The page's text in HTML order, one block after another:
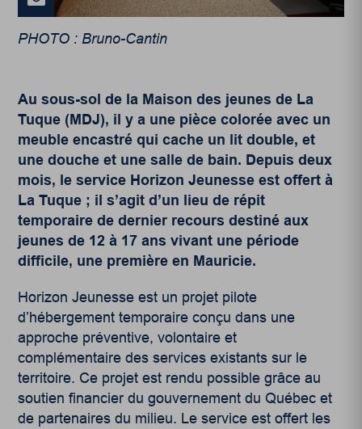
PHOTO : Bruno-Cantin
Au sous-sol de la Maison des jeunes de La
Tuque (MDJ), il y a une pièce colorée avec un
meuble encastré qui cache un lit double, et
une douche et une salle de bain. Depuis deux
mois, le service Horizon Jeunesse est offert à
La Tuque ; il s’agit d’un lieu de répit
temporaire de dernier recours destiné aux
jeunes de 12 à 17 ans vivant une période
difficile, une première en Mauricie.
Horizon Jeunesse est un projet pilote
d’hébergement temporaire conçu dans une
approche préventive, volontaire et
complémentaire des services existants sur le
territoire. Ce projet est rendu possible grâce au
soutien financier du gouvernement du Québec et
de partenaires du milieu. Le service est offert les